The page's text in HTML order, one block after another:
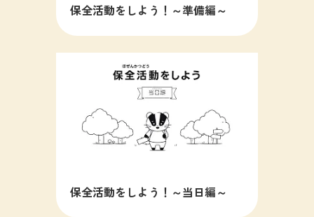
保全活動をしよう！～準備編～
保全活動をしよう！～当日編～